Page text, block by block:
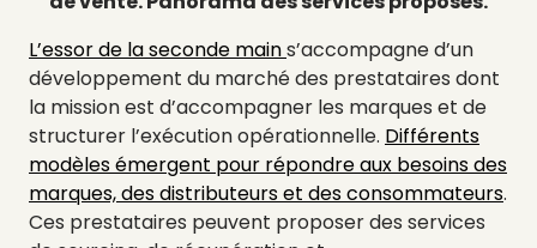
L’essor de la seconde mains’accompagne d’un
développement du marché des prestataires dont
la mission est d’accompagner les marques et de
structurer l’exécution opérationnelle. Différents
modèles émergent pour répondre aux besoins des
marques, des distributeurs et des consommateurs.
Ces prestataires peuvent proposer des services